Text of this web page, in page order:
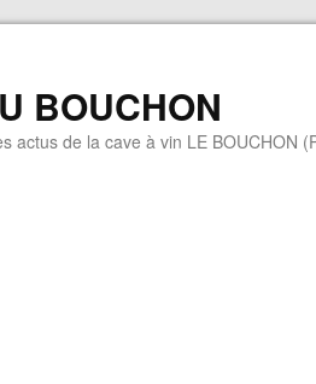
BOUCHON
actus de la cave à vin LE BOUCHON